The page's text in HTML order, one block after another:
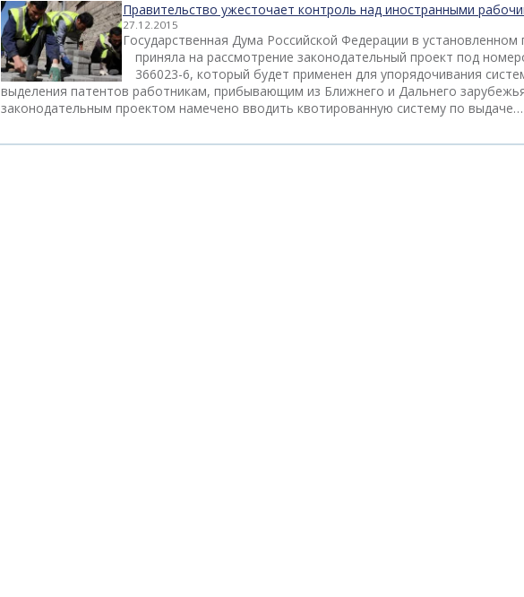
Правительство ужесточает контроль над иностранными
27.12.2015
Государственная Дума Российской Федерации в установленном
приняла на рассмотрение законодательный проект под
366023-6, который будет применен для упорядочивания
выделения патентов работникам, прибывающим из Ближнего и Дальнего
законодательным проектом намечено вводить квотированную систему по выдаче…